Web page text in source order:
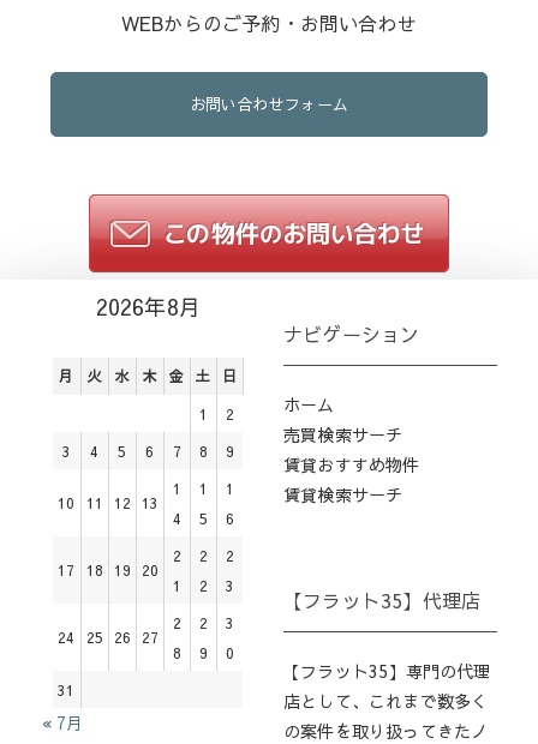
WEBからのご予約・お問い合わせ
お問い合わせフォーム
2026年8月
月 火 水 木 金 土 日
1
2
3
4 5 6 7 8 9
10 11 12 13
1
4
1
5
1
6
17 18 19 20
2
1
2
2
2
3
24 25 26 27
2
8
2
9
3
0
31
« 7月
ナビゲーション
ホーム
売買検索サーチ
賃貸おすすめ物件
賃貸検索サーチ
【フラット35】代理店
【フラット35】専門の代理
店として、これまで数多く
の案件を取り扱ってきたノ